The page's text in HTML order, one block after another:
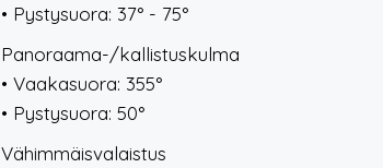
• Pystysuora: 37° - 75°
Panoraama-/kallistuskulma
• Vaakasuora: 355°
• Pystysuora: 50°
Vähimmäisvalaistus